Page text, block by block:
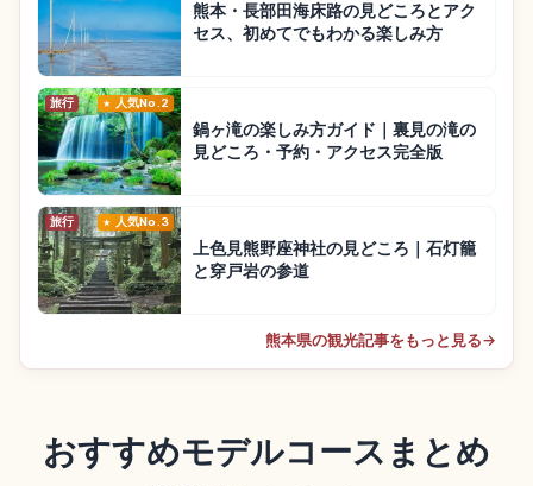
熊本・長部田海床路の見どころとアク
セス、初めてでもわかる楽しみ方
旅行 人気No.2
鍋ヶ滝の楽しみ方ガイド｜裏見の滝の
見どころ・予約・アクセス完全版
旅行 人気No.3
上色見熊野座神社の見どころ｜石灯籠
と穿戸岩の参道
熊本県の観光記事をもっと見る→
おすすめモデルコースまとめ